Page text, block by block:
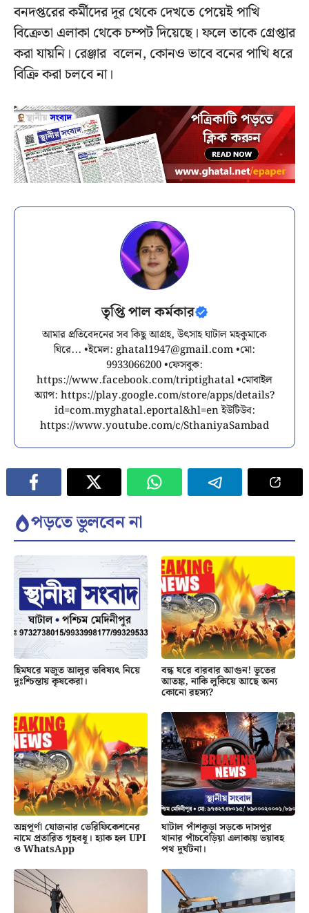
বনদপ্তরের কর্মীদের দূর থেকে দেখতে পেয়েই পাখি
বিক্রেতা এলাকা থেকে চম্পট দিয়েছে। ফলে তাকে গ্রেপ্তার
করা যায়নি। রেঞ্জার বলেন, কোনও ভাবে বনের পাখি ধরে
বিক্রি করা চলবে না।
তৃপ্তি পাল কর্মকার
আমার প্রতিবেদনের সব কিছু আগ্রহ, উৎসাহ ঘাটাল মহকুমাকে
ঘিরে... •ইমেল: ghatal1947@gmail.com•মো:
9933066200 •ফেসবুক:
https://www.facebook.com/triptighatal •মোবাইল
অ্যাপ: https://play.google.com/store/apps/details?
id=com.myghatal.eportal&hl=en ইউটিউব:
https://www.youtube.com/c/SthaniyaSambad
পড়তে ভুলবেন না
হিমঘরে মজুত আলুর ভবিষ্যৎ নিয়ে
দুঃশ্চিন্তায় কৃষকেরা।
বন্ধ ঘরে বারবার আগুন! ভূতের
আতঙ্ক, নাকি লুকিয়ে আছে অন্য
কোনো রহস্য?
অন্নপূর্ণা যোজনার ভেরিফিকেশনের
নামে প্রতারিত গৃহবধূ। হ্যাক হল UPI
ও WhatsApp
ঘাটাল পাঁশকুড়া সড়কে দাসপুর
থানার পাঁচবেড়িয়া এলাকায় ভয়াবহ
পথ দুর্ঘটনা।